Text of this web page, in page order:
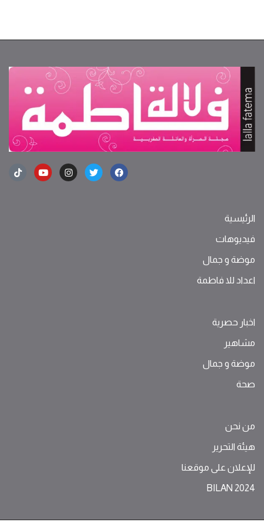
الرئيسية
فيديوهات
موضة ‫و‬ ‫‬‫جمال‬
اعداد للا فاطمة
اخبار حصرية
مشاهير
موضة ‫و‬ ‫‬‫جمال‬
صحة
من نحن
هيئة التحرير
للإعلان على موقعنا
BILAN 2024